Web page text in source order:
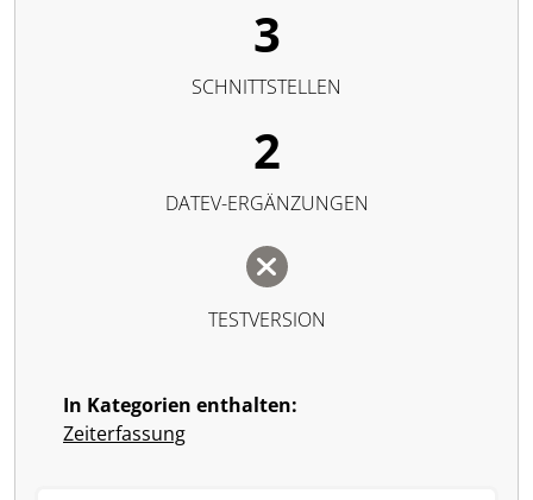
3
SCHNITTSTELLEN
2
DATEV-ERGÄNZUNGEN
TESTVERSION
In Kategorien enthalten:
Zeiterfassung